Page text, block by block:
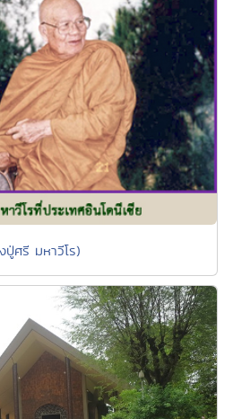
ศรี มหาวีโร)